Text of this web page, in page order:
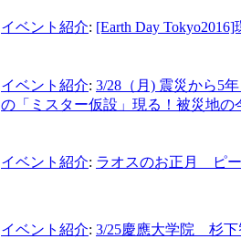
イベント紹介: [Earth Day
イベント紹介: 3/28（月) 震災から5
の「ミスター仮設」現る！被災
イベント紹介: ラオスのお正月 ピ
イベント紹介: 3/25慶應大学院 杉下